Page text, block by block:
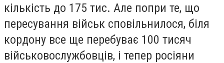
кількість до 175 тис. Але попри те, що
пересування військ сповільнилося, біля
кордону все ще перебуває 100 тисяч
військовослужбовців, і тепер росіяни